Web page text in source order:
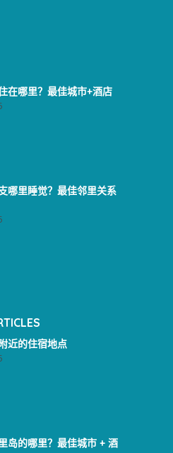
在哪里？最佳城市+酒店
哪里睡觉？最佳邻里关系
近的住宿地点
岛的哪里？最佳城市 + 酒